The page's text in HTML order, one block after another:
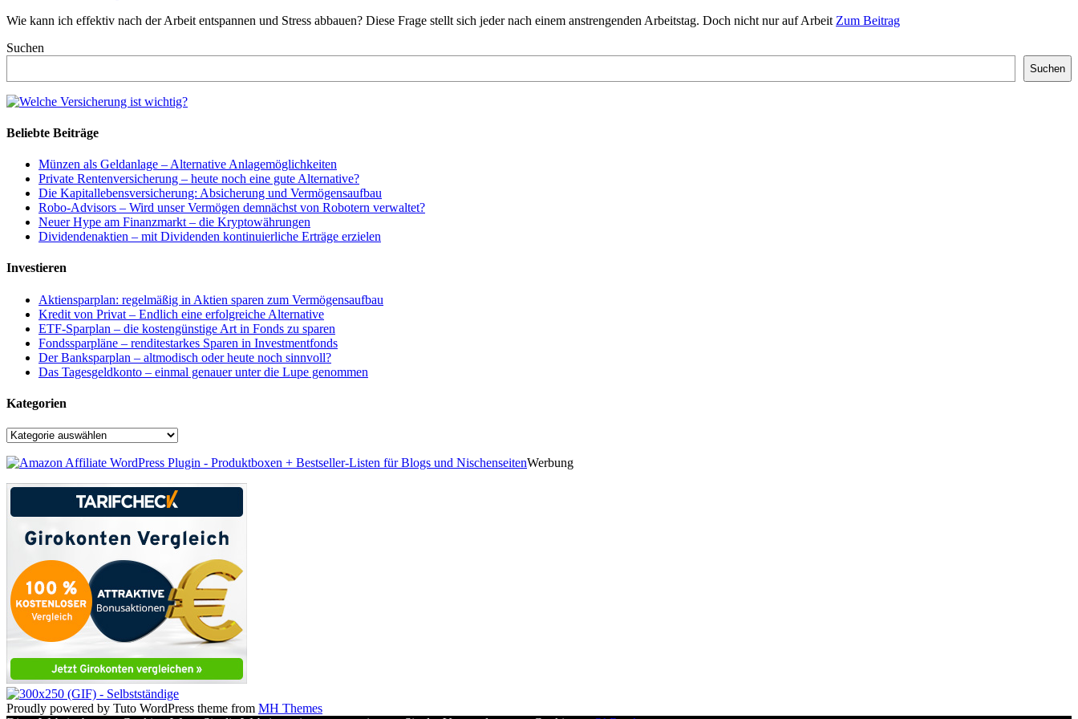
Wie kann ich effektiv nach der Arbeit entspannen und Stress abbauen? Diese Frage stellt sich jeder nach einem anstrengenden Arbeitstag. Doch nicht nur auf Arbeit Zum Beitrag
Suchen
Suchen
Beliebte Beiträge
Münzen als Geldanlage – Alternative Anlagemöglichkeiten
Private Rentenversicherung – heute noch eine gute Alternative?
Die Kapitallebensversicherung: Absicherung und Vermögensaufbau
Robo-Advisors – Wird unser Vermögen demnächst von Robotern verwaltet?
Neuer Hype am Finanzmarkt – die Kryptowährungen
Dividendenaktien – mit Dividenden kontinuierliche Erträge erzielen
Investieren
Aktiensparplan: regelmäßig in Aktien sparen zum Vermögensaufbau
Kredit von Privat – Endlich eine erfolgreiche Alternative
ETF-Sparplan – die kostengünstige Art in Fonds zu sparen
Fondssparpläne – renditestarkes Sparen in Investmentfonds
Der Banksparplan – altmodisch oder heute noch sinnvoll?
Das Tagesgeldkonto – einmal genauer unter die Lupe genommen
Kategorien
Kategorien
Werbung
Proudly powered by Tuto WordPress theme from MH Themes